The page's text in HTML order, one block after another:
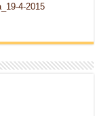
4-2015